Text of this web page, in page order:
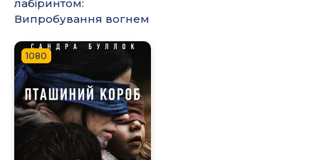
лабіринтом:
Випробування вогнем
1080